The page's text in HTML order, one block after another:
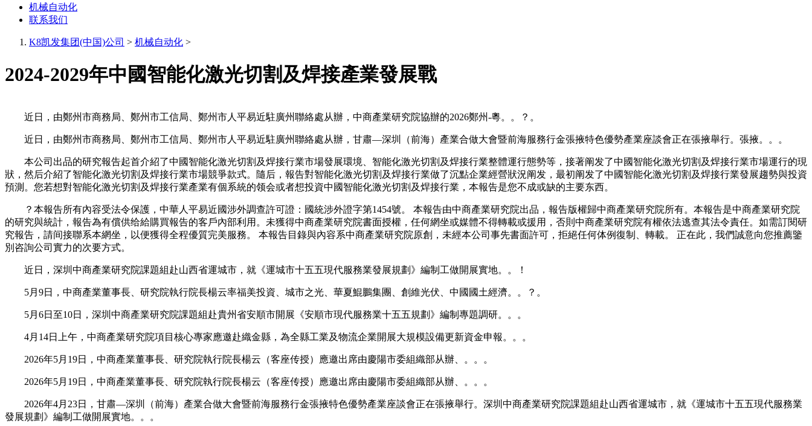
机械自动化
联系我们
K8凯发集团(中国)公司 > 机械自动化 >
2024-2029年中國智能化激光切割及焊接產業發展戰
近日，由鄭州市商務局、鄭州市工信局、鄭州市人平易近駐廣州聯絡處从辦，中商產業研究院協辦的2026鄭州-粵。。？。
近日，由鄭州市商務局、鄭州市工信局、鄭州市人平易近駐廣州聯絡處从辦，甘肅—深圳（前海）產業合做大會暨前海服務行金張掖特色優勢產業座談會正在張掖舉行。張掖。。。
本公司出品的研究報告起首介紹了中國智能化激光切割及焊接行業市場發展環境、智能化激光切割及焊接行業整體運行態勢等，接著阐发了中國智能化激光切割及焊接行業市場運行的現
狀，然后介紹了智能化激光切割及焊接行業市場競爭款式。隨后，報告對智能化激光切割及焊接行業做了沉點企業經營狀況阐发，最初阐发了中國智能化激光切割及焊接行業發展趨勢與投資
預測。您若想對智能化激光切割及焊接行業產業有個系統的领会或者想投資中國智能化激光切割及焊接行業，本報告是您不成或缺的主要东西。
？本報告所有內容受法令保護，中華人平易近國涉外調查許可證：國統涉外證字第1454號。 本報告由中商產業研究院出品，報告版權歸中商產業研究院所有。本報告是中商產業研究院
的研究與統計，報告為有償供给給購買報告的客戶內部利用。未獲得中商產業研究院書面授權，任何網坐或媒體不得轉載或援用，否則中商產業研究院有權依法逃查其法令責任。如需訂閱研
究報告，請间接聯系本網坐，以便獲得全程優質完美服務。 本報告目錄與內容系中商產業研究院原創，未經本公司事先書面許可，拒絕任何体例復制、轉載。 正在此，我們誠意向您推薦鑒
別咨詢公司實力的次要方式。
近日，深圳中商產業研究院課題組赴山西省運城市，就《運城市十五五現代服務業發展規劃》編制工做開展實地。。！
5月9日，中商產業董事長、研究院執行院長楊云率福美投資、城市之光、華夏鯤鵬集團、創維光伏、中國國土經濟。。？。
5月6日至10日，深圳中商產業研究院課題組赴貴州省安順市開展《安順市現代服務業十五五規劃》編制專題調研。。。
4月14日上午，中商產業研究院項目核心專家應邀赴織金縣，為全縣工業及物流企業開展大規模設備更新資金申報。。。
2026年5月19日，中商產業董事長、研究院執行院長楊云（客座传授）應邀出席由慶陽市委組織部从辦、。。。
2026年5月19日，中商產業董事長、研究院執行院長楊云（客座传授）應邀出席由慶陽市委組織部从辦、。。。
2026年4月23日，甘肅—深圳（前海）產業合做大會暨前海服務行金張掖特色優勢產業座談會正在張掖舉行。深圳中商產業研究院課題組赴山西省運城市，就《運城市十五五現代服務業
發展規劃》編制工做開展實地。。。